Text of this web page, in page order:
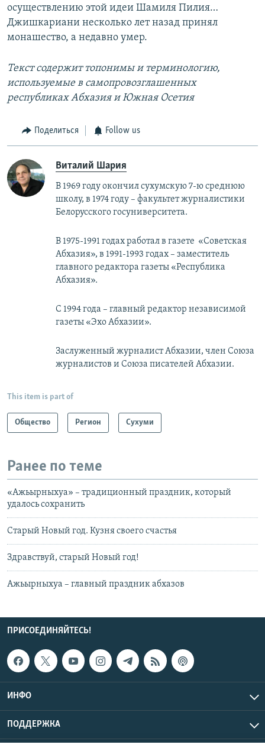
осуществлению этой идеи Шамиля Пилия…
Джишкариани несколько лет назад принял
монашество, а недавно умер.
Текст содержит топонимы и терминологию,
используемые в самопровозглашенных
республиках Абхазия и Южная Осетия
Поделиться Follow us
Виталий Шария
В 1969 году окончил сухумскую 7-ю среднюю
школу, в 1974 году – факультет журналистики
Белорусского госуниверситета.
В 1975-1991 годах работал в газете «Советская
Абхазия», в 1991-1993 годах – заместитель
главного редактора газеты «Республика
Абхазия».
С 1994 года – главный редактор независимой
газеты «Эхо Абхазии».
Заслуженный журналист Абхазии, член Союза
журналистов и Союза писателей Абхазии.
This item is part of
Общество Регион Сухуми
Ранее по теме
«Ажьырныхуа» – традиционный праздник, который
удалось сохранить
Старый Новый год. Кузня своего счастья
Здравствуй, старый Новый год!
Ажьырныхуа – главный праздник абхазов
ПРИСОЕДИНЯЙТЕСЬ!
ИНФО
ПОДДЕРЖКА